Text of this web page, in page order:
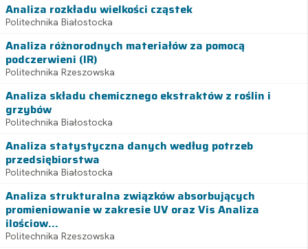
Analiza rozkładu wielkości cząstek
Politechnika Białostocka
Analiza różnorodnych materiałów za pomocą
podczerwieni (IR)
Politechnika Rzeszowska
Analiza składu chemicznego ekstraktów z roślin i
grzybów
Politechnika Białostocka
Analiza statystyczna danych według potrzeb
przedsiębiorstwa
Politechnika Białostocka
Analiza strukturalna związków absorbujących
promieniowanie w zakresie UV oraz Vis Analiza
ilościow...
Politechnika Rzeszowska